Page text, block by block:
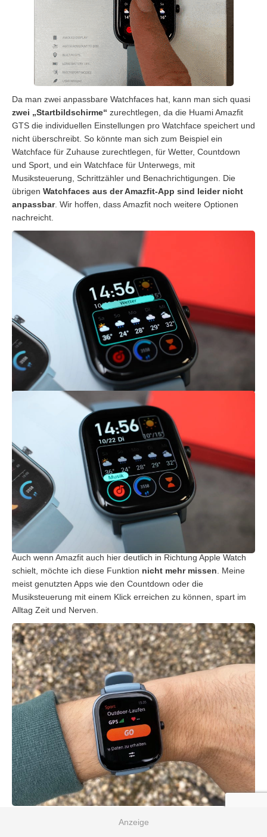
Da man zwei anpassbare Watchfaces hat, kann man sich quasi
zwei „Startbildschirme“ zurechtlegen, da die Huami Amazfit
GTS die individuellen Einstellungen pro Watchface speichert und
nicht überschreibt. So könnte man sich zum Beispiel ein
Watchface für Zuhause zurechtlegen, für Wetter, Countdown
und Sport, und ein Watchface für Unterwegs, mit
Musiksteuerung, Schrittzähler und Benachrichtigungen. Die
übrigen Watchfaces aus der Amazfit-App sind leider nicht
anpassbar. Wir hoffen, dass Amazfit noch weitere Optionen
nachreicht.
Auch wenn Amazfit auch hier deutlich in Richtung Apple Watch
schielt, möchte ich diese Funktion nicht mehr missen . Meine
meist genutzten Apps wie den Countdown oder die
Musiksteuerung mit einem Klick erreichen zu können, spart im
Alltag Zeit und Nerven.
Amazfit belohnt die Amazfit GTS weiterhin kontinuierlich mit